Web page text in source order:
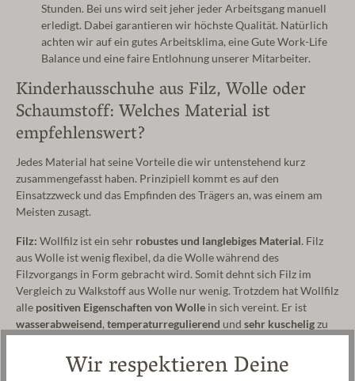
Stunden. Bei uns wird seit jeher jeder Arbeitsgang manuell
erledigt. Dabei garantieren wir höchste Qualität. Natürlich
achten wir auf ein gutes Arbeitsklima, eine Gute Work-Life
Balance und eine faire Entlohnung unserer Mitarbeiter.
Kinderhausschuhe aus Filz, Wolle oder
Schaumstoff: Welches Material ist
empfehlenswert?
Jedes Material hat seine Vorteile die wir untenstehend kurz
zusammengefasst haben. Prinzipiell kommt es auf den
Einsatzzweck und das Empfinden des Trägers an, was einem am
Meisten zusagt.
Filz: Wollfilz ist ein sehr robustes und langlebiges Material. Filz
aus Wolle ist wenig flexibel, da die Wolle während des
Filzvorgangs in Form gebracht wird. Somit dehnt sich Filz im
Vergleich zu Walkstoff aus Wolle nur wenig. Trotzdem hat Wollfilz
alle positiven Eigenschaften von Wolle in sich vereint. Er ist
wasserabweisend,temperaturregulierend und sehr kuscheligzu
: Wolle ist einNaturmaterialund ist biologisch abbaubar.
Wir respektieren Deine